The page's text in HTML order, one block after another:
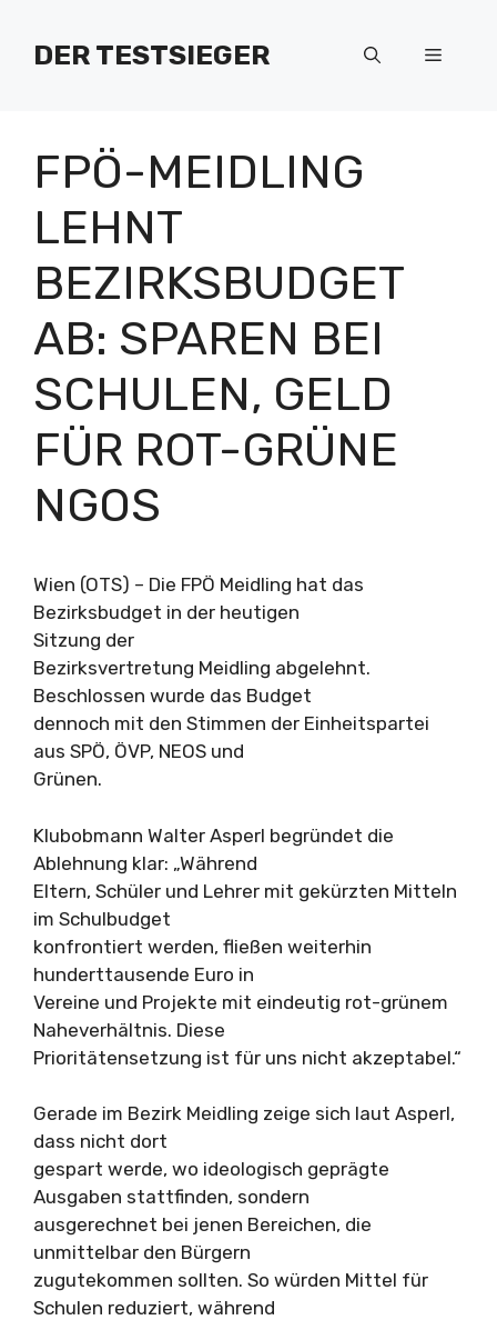
Inhalt
springenDER TESTSIEGER Menü
FPÖ-MEIDLING
LEHNT
BEZIRKSBUDGET
AB: SPAREN BEI
SCHULEN, GELD
FÜR ROT-GRÜNE
NGOS
Wien (OTS) – Die FPÖ Meidling hat das
Bezirksbudget in der heutigen
Sitzung der
Bezirksvertretung Meidling abgelehnt.
Beschlossen wurde das Budget
dennoch mit den Stimmen der Einheitspartei
aus SPÖ, ÖVP, NEOS und
Grünen.
Klubobmann Walter Asperl begründet die
Ablehnung klar: „Während
Eltern, Schüler und Lehrer mit gekürzten Mitteln
im Schulbudget
konfrontiert werden, fließen weiterhin
hunderttausende Euro in
Vereine und Projekte mit eindeutig rot-grünem
Naheverhältnis. Diese
Prioritätensetzung ist für uns nicht akzeptabel.“
Gerade im Bezirk Meidling zeige sich laut Asperl,
dass nicht dort
gespart werde, wo ideologisch geprägte
Ausgaben stattfinden, sondern
ausgerechnet bei jenen Bereichen, die
unmittelbar den Bürgern
zugutekommen sollten. So würden Mittel für
Schulen reduziert, während